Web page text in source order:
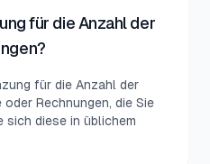
für die Anzahl der
für die Anzahl der
Rechnungen, die Sie
diese in üblichem